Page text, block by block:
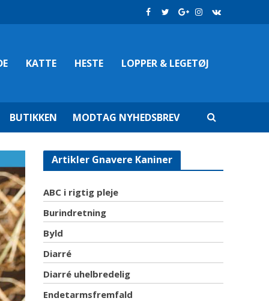
KATTE HESTE LOPPER & LEGETØJ
BUTIKKEN MODTAG NYHEDSBREV
Artikler Gnavere Kaniner
ABC i rigtig pleje
Burindretning
Byld
Diarré
Diarré uhelbredelig
Endetarmsfremfald